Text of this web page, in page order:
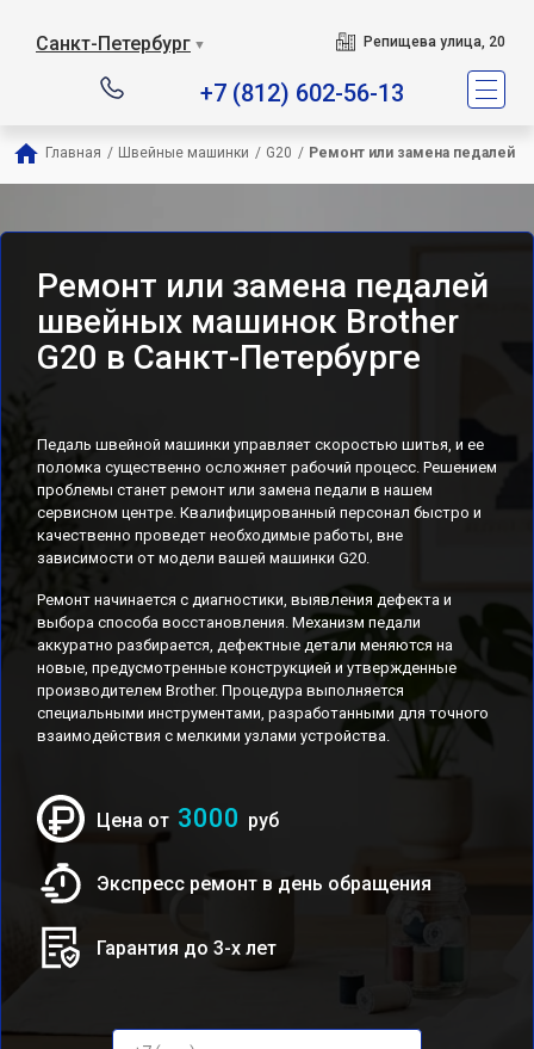
Санкт-Петербург ▼ Репищева улица, 20
+7 (812) 602-56-13
Главная / Швейные машинки / G20 / Ремонт или замена педалей
Ремонт или замена педалей
швейных машинок Brother
G20 в Санкт-Петербурге
Педаль швейной машинки управляет скоростью шитья, и ее
поломка существенно осложняет рабочий процесс. Решением
проблемы станет ремонт или замена педали в нашем
сервисном центре. Квалифицированный персонал быстро и
качественно проведет необходимые работы, вне
зависимости от модели вашей машинки G20.
Ремонт начинается с диагностики, выявления дефекта и
выбора способа восстановления. Механизм педали
аккуратно разбирается, дефектные детали меняются на
новые, предусмотренные конструкцией и утвержденные
производителем Brother. Процедура выполняется
специальными инструментами, разработанными для точного
взаимодействия с мелкими узлами устройства.
Цена от 3000 руб
Экспресс ремонт в день обращения
Гарантия до 3-х лет